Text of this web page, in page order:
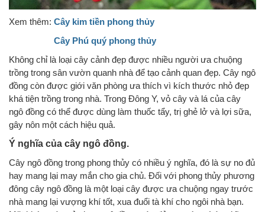
Xem thêm: Cây kim tiền phong thủy
Cây Phú quý phong thủy
Không chỉ là loại cây cảnh đẹp được nhiều người ưa chuộng
trồng trong sân vườn quanh nhà để tạo cảnh quan đẹp. Cây ngô
đồng còn được giới văn phòng ưa thích vì kích thước nhỏ đẹp
khá tiện trồng trong nhà. Trong Đông Y, vỏ cây và lá của cây
ngô đồng có thể được dùng làm thuốc tẩy, trị ghẻ lở và lợi sữa,
gây nôn một cách hiệu quả.
Ý nghĩa của cây ngô đồng.
Cây ngô đồng trong phong thủy có nhiều ý nghĩa, đó là sự no đủ
hay mang lại may mắn cho gia chủ. Đối với phong thủy phương
đông cây ngô đồng là một loại cây được ưa chuộng ngay trước
nhà mang lại vượng khí tốt, xua đuổi tà khí cho ngôi nhà bạn.